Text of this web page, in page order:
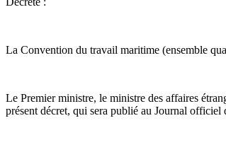
La Convention du travail maritime (ensemble
Le Premier ministre, le ministre des affaires
présent décret, qui sera publié au Journal officiel